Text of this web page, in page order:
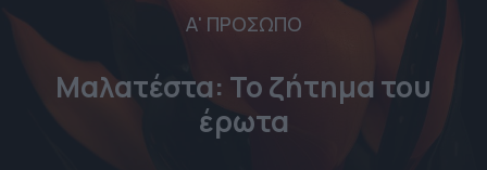
Α' ΠΡΟΣΩΠΟ
Μαλατέστα: Το ζήτημα του
έρωτα